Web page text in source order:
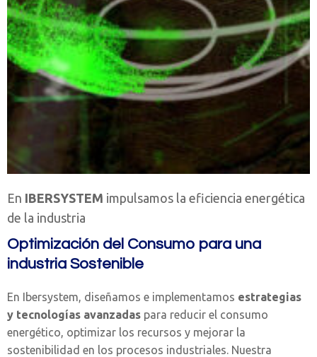
En IBERSYSTEM impulsamos la eficiencia energética
de la industria
Optimización del Consumo para una
industria Sostenible
En Ibersystem, diseñamos e implementamos estrategias
y tecnologías avanzadas para reducir el consumo
energético, optimizar los recursos y mejorar la
sostenibilidad en los procesos industriales. Nuestra